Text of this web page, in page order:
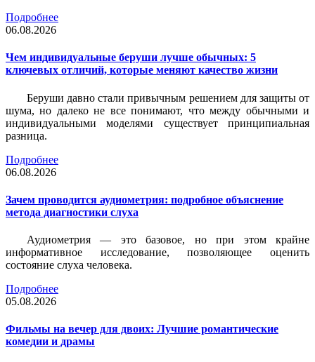
Подробнее
06.08.2026
Чем индивидуальные беруши лучше обычных: 5
ключевых отличий, которые меняют качество жизни
Беруши давно стали привычным решением для защиты от
шума, но далеко не все понимают, что между обычными и
индивидуальными моделями существует принципиальная
разница.
Подробнее
06.08.2026
Зачем проводится аудиометрия: подробное объяснение
метода диагностики слуха
Аудиометрия — это базовое, но при этом крайне
информативное исследование, позволяющее оценить
состояние слуха человека.
Подробнее
05.08.2026
Фильмы на вечер для двоих: Лучшие романтические
комедии и драмы